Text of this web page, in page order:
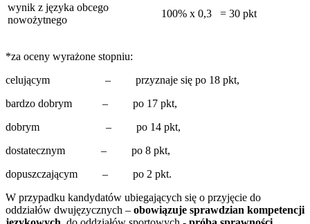
wynik z języka obcego
nowożytnego
100% x 0,3 = 30 pkt
*za oceny wyrażone stopniu:
celującym – przyznaje się po 18 pkt,
bardzo dobrym – po 17 pkt,
dobrym – po 14 pkt,
dostatecznym – po 8 pkt,
dopuszczającym – po 2 pkt.
W przypadku kandydatów ubiegających się o przyjęcie do
oddziałów dwujęzycznych – obowiązuje sprawdzian kompetencji